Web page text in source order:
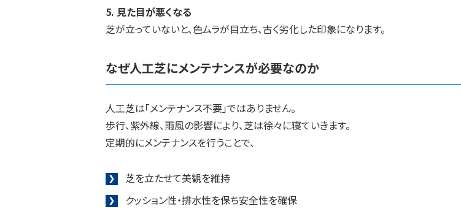
5. 見た目が悪くなる
芝が立っていないと、色ムラが目立ち、古く劣化した印象になります。
なぜ人工芝にメンテナンスが必要なのか
人工芝は「メンテナンス不要」ではありません。
歩行、紫外線、雨風の影響により、芝は徐々に寝ていきます。
定期的にメンテナンスを行うことで、
芝を立たせて美観を維持
クッション性・排水性を保ち安全性を確保